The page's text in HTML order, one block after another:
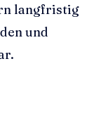
langfristig
und